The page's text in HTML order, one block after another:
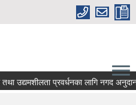
उद्यमशीलता प्रवर्धनका लागि नगद अनुदान